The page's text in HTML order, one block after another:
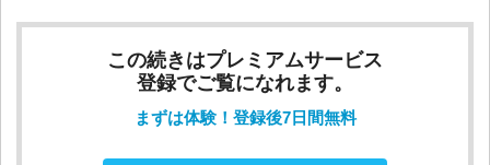
この続きはプレミアムサービス
登録でご覧になれます。
まずは体験！登録後7日間無料